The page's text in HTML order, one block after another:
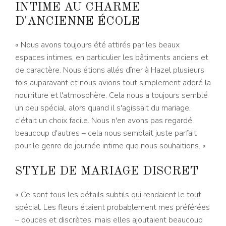
INTIME AU CHARME
D'ANCIENNE ÉCOLE
« Nous avons toujours été attirés par les beaux
espaces intimes, en particulier les bâtiments anciens et
de caractère. Nous étions allés dîner à Hazel plusieurs
fois auparavant et nous avions tout simplement adoré la
nourriture et l'atmosphère. Cela nous a toujours semblé
un peu spécial, alors quand il s'agissait du mariage,
c'était un choix facile. Nous n'en avons pas regardé
beaucoup d'autres – cela nous semblait juste parfait
pour le genre de journée intime que nous souhaitions. «
STYLE DE MARIAGE DISCRET
« Ce sont tous les détails subtils qui rendaient le tout
spécial. Les fleurs étaient probablement mes préférées
– douces et discrètes, mais elles ajoutaient beaucoup